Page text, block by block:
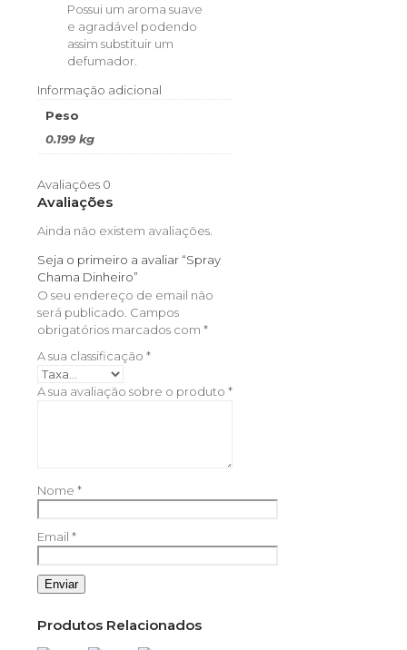
Possui um aroma suave
e agradável podendo
assim substituir um
defumador.
Informação adicional
Peso
0.199 kg
Avaliações 0
Avaliações
Ainda não existem avaliações.
Seja o primeiro a avaliar “Spray
Chama Dinheiro”
O seu endereço de email não
será publicado. Campos
obrigatórios marcados com *
A sua classificação *
A sua avaliação sobre o produto *
Nome *
Email *
Produtos Relacionados